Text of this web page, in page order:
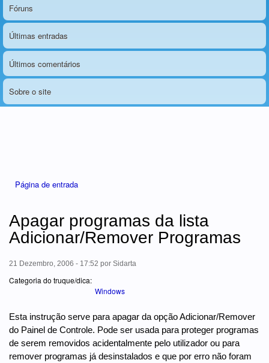
Fóruns
Últimas entradas
Últimos comentários
Sobre o site
Página de entrada
Apagar programas da lista
Adicionar/Remover Programas
21 Dezembro, 2006 - 17:52 por Sidarta
Categoria do truque/dica:
Windows
Esta instrução serve para apagar da opção Adicionar/Remover
do Painel de Controle. Pode ser usada para proteger programas
de serem removidos acidentalmente pelo utilizador ou para
remover programas já desinstalados e que por erro não foram